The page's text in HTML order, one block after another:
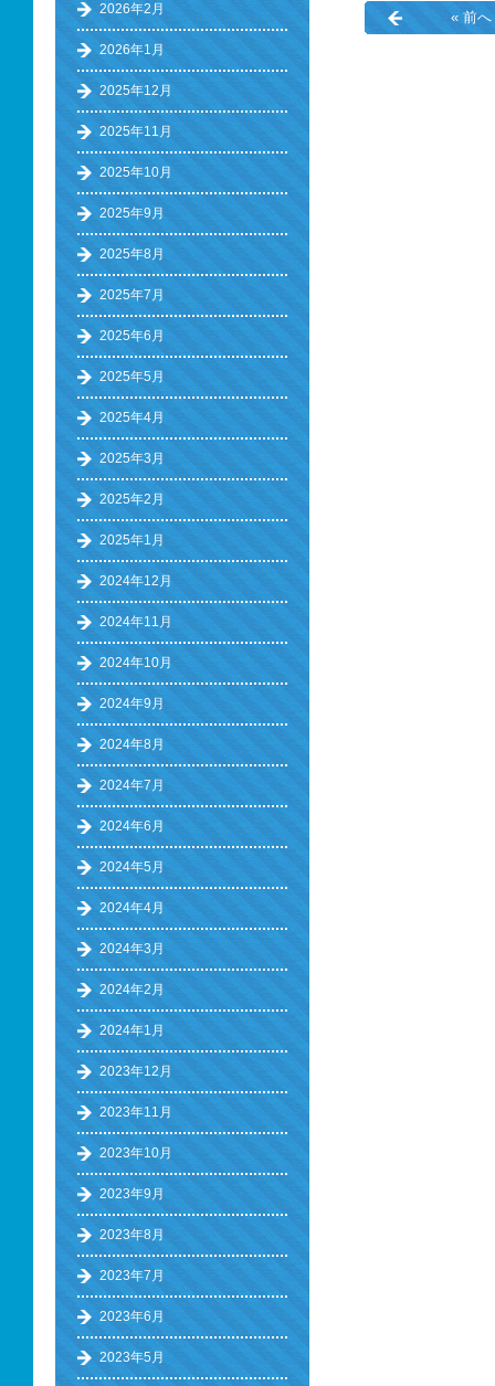
« 前へ
2026年2月
2026年1月
2025年12月
2025年11月
2025年10月
2025年9月
2025年8月
2025年7月
2025年6月
2025年5月
2025年4月
2025年3月
2025年2月
2025年1月
2024年12月
2024年11月
2024年10月
2024年9月
2024年8月
2024年7月
2024年6月
2024年5月
2024年4月
2024年3月
2024年2月
2024年1月
2023年12月
2023年11月
2023年10月
2023年9月
2023年8月
2023年7月
2023年6月
2023年5月